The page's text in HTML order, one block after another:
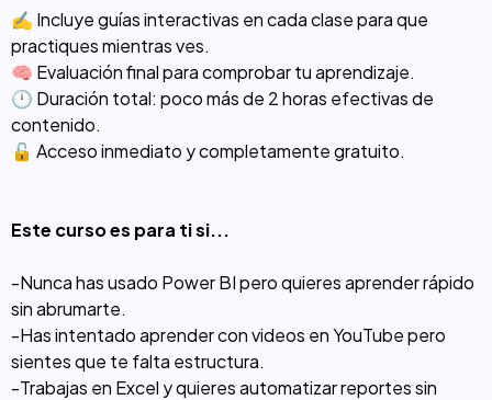
✍️ Incluye guías interactivas en cada clase para que
practiques mientras ves.
🧠 Evaluación final para comprobar tu aprendizaje.
🕛 Duración total: poco más de 2 horas efectivas de
contenido.
🔓 Acceso inmediato y completamente gratuito.
Este curso es para ti si...
-Nunca has usado Power BI pero quieres aprender rápido
sin abrumarte.
-Has intentado aprender con videos en YouTube pero
sientes que te falta estructura.
-Trabajas en Excel y quieres automatizar reportes sin